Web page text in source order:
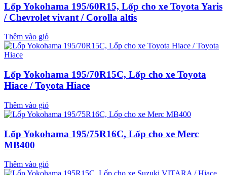
Lốp Yokohama 195/60R15, Lốp cho xe Toyota Yaris
/ Chevrolet vivant / Corolla altis
Thêm vào giỏ
Lốp Yokohama 195/70R15C, Lốp cho xe Toyota
Hiace / Toyota Hiace
Thêm vào giỏ
Lốp Yokohama 195/75R16C, Lốp cho xe Merc
MB400
Thêm vào giỏ